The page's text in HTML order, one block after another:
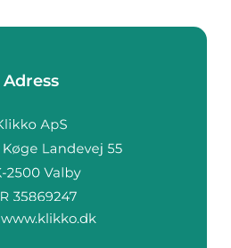
Adress
www.klikko.dk